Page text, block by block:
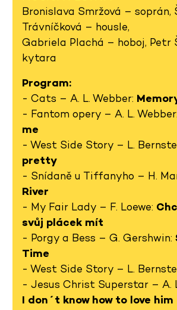
Bronislava Smržová – soprán,
Trávníčková – housle,
Gabriela Plachá – hoboj, Petr
kytara
Program:
- Cats – A. L. Webber:
- Fantom opery – A. L. Webber:
me
- West Side Story – L.
pretty
- Snídaně u Tiffanyho – H.
River
- My Fair Lady – F. Loewe:
svůj plácek mít
- Porgy a Bess – G. Gershwin:
Time
- West Side Story – L.
- Jesus Christ Superstar – A.
I don´t know how to love him